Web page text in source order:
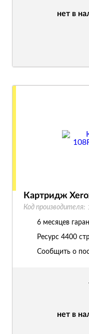
нет в
нет в
Картридж
Код производителя:
6 месяцев
Ресурс 4400
Сообщить о